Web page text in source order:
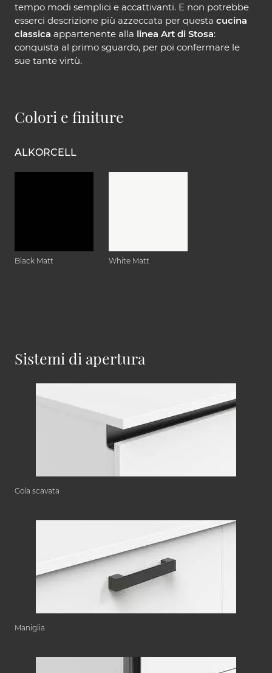
tempo modi semplici e accattivanti. E non potrebbe
esserci descrizione più azzeccata per questa cucina
classica appartenente alla linea Art di Stosa:
conquista al primo sguardo, per poi confermare le
sue tante virtù.
Colori e finiture
ALKORCELL
Black Matt White Matt
Sistemi di apertura
Gola scavata
Maniglia